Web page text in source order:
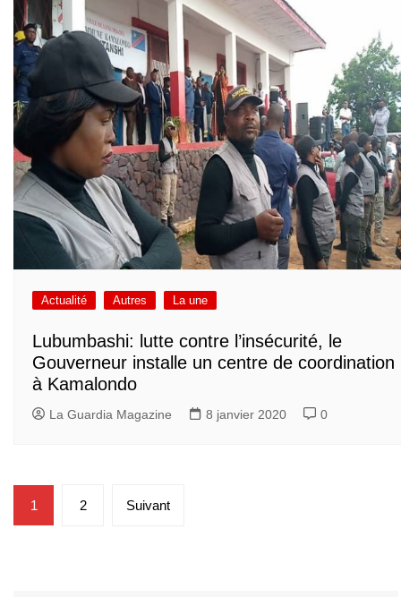
Actualité Autres La une
Lubumbashi: lutte contre l’insécurité, le
Gouverneur installe un centre de coordination
à Kamalondo
La Guardia Magazine 8 janvier 2020 0
Pagination
des
1 2 Suivant